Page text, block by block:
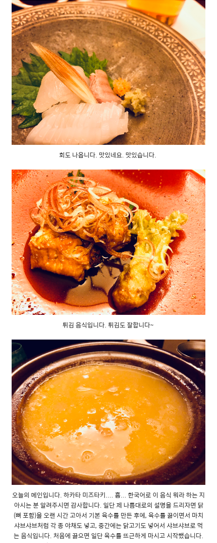
회도 나옵니다. 맛있네요. 맛있습니다.
튀김 음식입니다. 튀김도 잘합니다~
오늘의 메인입니다. 하카타 미즈타키.... 흠... 한국어로 이 음식 뭐라 하는 지
아시는 분 알려주시면 감사합니다. 일단 제 나름대로의 설명을 드리자면 닭
(뼈 포함)을 오랜 시간 고아서 기본 육수를 만든 후에, 육수를 끓이면서 마치
샤브샤브처럼 각 종 야채도 넣고, 중간에는 닭고기도 넣어서 샤브샤브로 먹
는 음식입니다. 처음에 끓으면 일단 육수를 뜨근하게 마시고 시작했습니다.